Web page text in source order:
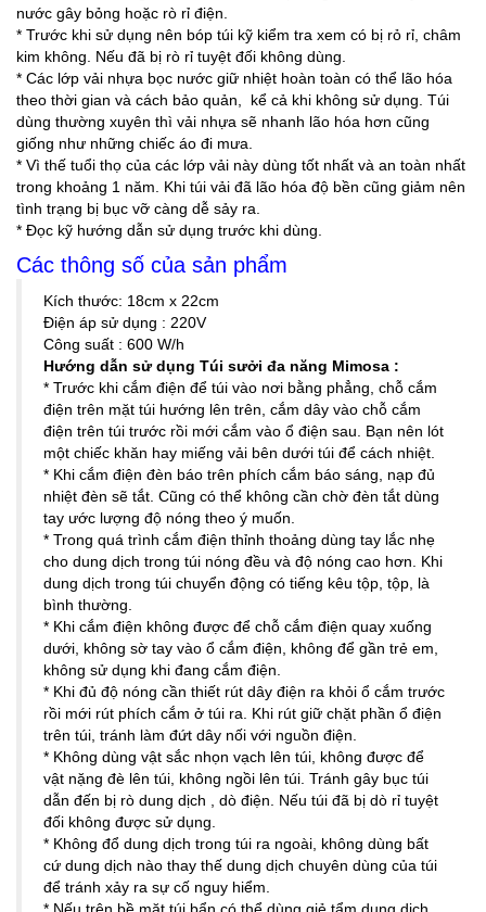
nước gây bỏng hoặc rò rỉ điện.
* Trước khi sử dụng nên bóp túi kỹ kiểm tra xem có bị rỏ rỉ, châm
kim không. Nếu đã bị rò rỉ tuyệt đối không dùng.
* Các lớp vải nhựa bọc nước giữ nhiệt hoàn toàn có thể lão hóa
theo thời gian và cách bảo quản, kể cả khi không sử dụng. Túi
dùng thường xuyên thì vải nhựa sẽ nhanh lão hóa hơn cũng
giống như những chiếc áo đi mưa.
* Vì thế tuổi thọ của các lớp vải này dùng tốt nhất và an toàn nhất
trong khoảng 1 năm. Khi túi vải đã lão hóa độ bền cũng giảm nên
tình trạng bị bục vỡ càng dễ sảy ra.
* Đọc kỹ hướng dẫn sử dụng trước khi dùng.
Các thông số của sản phẩm
Kích thước: 18cm x 22cm
Điện áp sử dụng : 220V
Công suất : 600 W/h
Hướng dẫn sử dụng Túi sưởi đa năng Mimosa :
* Trước khi cắm điện để túi vào nơi bằng phẳng, chỗ cắm
điện trên mặt túi hướng lên trên, cắm dây vào chỗ cắm
điện trên túi trước rồi mới cắm vào ổ điện sau. Bạn nên lót
một chiếc khăn hay miếng vải bên dưới túi để cách nhiệt.
* Khi cắm điện đèn báo trên phích cắm báo sáng, nạp đủ
nhiệt đèn sẽ tắt. Cũng có thể không cần chờ đèn tắt dùng
tay ước lượng độ nóng theo ý muốn.
* Trong quá trình cắm điện thỉnh thoảng dùng tay lắc nhẹ
cho dung dịch trong túi nóng đều và độ nóng cao hơn. Khi
dung dịch trong túi chuyển động có tiếng kêu tộp, tộp, là
bình thường.
* Khi cắm điện không được để chỗ cắm điện quay xuống
dưới, không sờ tay vào ổ cắm điện, không để gần trẻ em,
không sử dụng khi đang cắm điện.
* Khi đủ độ nóng cần thiết rút dây điện ra khỏi ổ cắm trước
rồi mới rút phích cắm ở túi ra. Khi rút giữ chặt phần ổ điện
trên túi, tránh làm đứt dây nối với nguồn điện.
* Không dùng vật sắc nhọn vạch lên túi, không được để
vật nặng đè lên túi, không ngồi lên túi. Tránh gây bục túi
dẫn đến bị rò dung dịch , dò điện. Nếu túi đã bị dò rỉ tuyệt
đối không được sử dụng.
* Không đổ dung dịch trong túi ra ngoài, không dùng bất
cứ dung dịch nào thay thế dung dịch chuyên dùng của túi
để tránh xảy ra sự cố nguy hiểm.